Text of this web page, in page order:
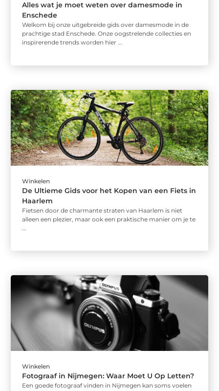
Alles wat je moet weten over damesmode in
Enschede
Welkom bij onze uitgebreide gids over damesmode in de
prachtige stad Enschede. Onze oogstrelende collecties en
inspirerende trends worden hier ...
Winkelen
De Ultieme Gids voor het Kopen van een Fiets in
Haarlem
Fietsen door de charmante straten van Haarlem is niet
alleen een plezier, maar ook een praktische manier om je te
Winkelen
Fotograaf in Nijmegen: Waar Moet U Op Letten?
Een goede fotograaf vinden in Nijmegen kan soms voelen